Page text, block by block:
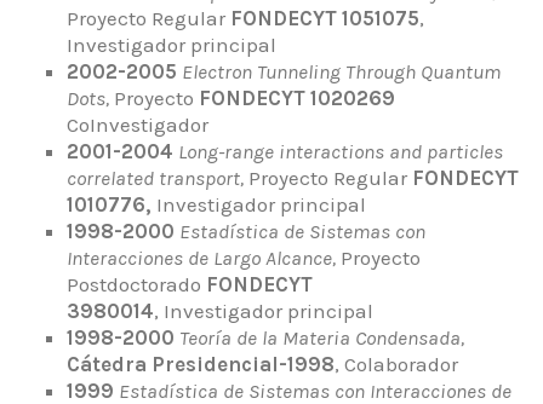
Proyecto Regular FONDECYT 1051075,
Investigador principal
2002-2005 Electron Tunneling Through Quantum
Dots, Proyecto FONDECYT 1020269
CoInvestigador
2001-2004 Long-range interactions and particles
correlated transport, Proyecto Regular FONDECYT
1010776, Investigador principal
1998-2000 Estadística de Sistemas con
Interacciones de Largo Alcance, Proyecto
Postdoctorado FONDECYT
3980014, Investigador principal
1998-2000 Teoría de la Materia Condensada,
Cátedra Presidencial-1998, Colaborador
1999 Estadística de Sistemas con Interacciones de